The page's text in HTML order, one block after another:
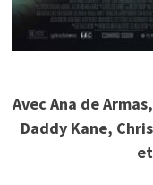
Avec Ana de
Daddy Kane,